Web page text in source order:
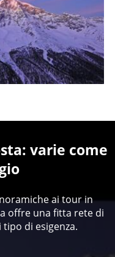
varie come
ai tour in
offre una fitta rete di
di esigenza.